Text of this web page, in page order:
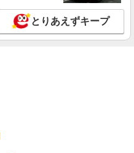
とりあえずキープ